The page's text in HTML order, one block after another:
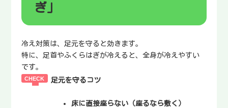
ぎ」
冷え対策は、足元を守ると効きます。
特に、足首やふくらはぎが冷えると、全身が冷えやすい
です。
足元を守るコツ
床に直接座らない（座るなら敷く）